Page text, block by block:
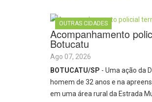
OUTRAS CIDADES
Acompanhamento
Botucatu
Ago 07, 2026
BOTUCATU/SP - Uma ação da
homem de 32 anos e na
em uma área rural da Estrada